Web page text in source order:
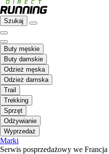
Szukaj
Buty męskie
Buty damskie
Odzież męska
Odzież damska
Trail
Trekking
Sprzęt
Odżywianie
Wyprzedaż
Marki
Serwis posprzedażowy we Francja